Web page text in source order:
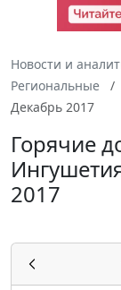
Новости и
Региональные
Декабрь 2017
Горячие
2017